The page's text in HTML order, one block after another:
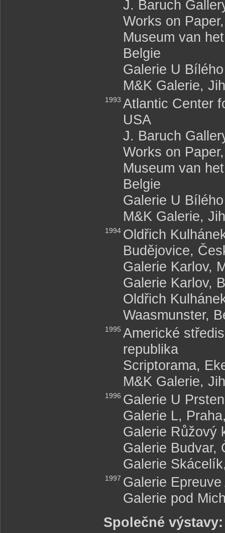
J. Baruch
Works on
Museum van
Belgie
Galerie U
M&K Galerie,
1993 Atlantic Center
USA
J. Baruch
Works on
Museum van
Belgie
Galerie U
M&K Galerie,
1994 Oldřich
Budějovice,
Galerie Karlov,
Galerie Karlov,
Oldřich
Waasmunster,
1995 Americké
republika
Scriptorama,
M&K Galerie,
1996 Galerie U
Galerie L,
Galerie Růžový
Galerie Budvar,
Galerie
1997 Galerie
Galerie pod
Společné výstavy: